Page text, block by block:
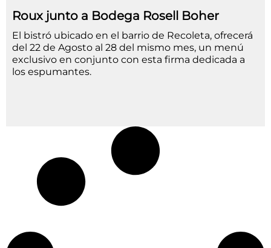
Roux junto a Bodega Rosell Boher
El bistró ubicado en el barrio de Recoleta, ofrecerá
del 22 de Agosto al 28 del mismo mes, un menú
exclusivo en conjunto con esta firma dedicada a
los espumantes.